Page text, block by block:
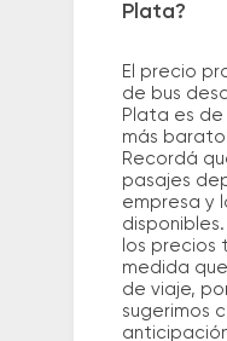
Plata?
El precio
de bus
Plata es
más
Recordá
pasajes
empresa y
los precios
medida
de viaje,
sugerimos